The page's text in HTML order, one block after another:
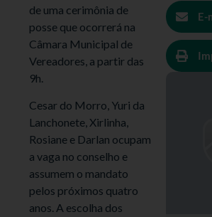
de uma cerimônia de
posse que ocorrerá na
Câmara Municipal de
Vereadores, a partir das
9h.
Cesar do Morro, Yuri da
Lanchonete, Xirlinha,
Rosiane e Darlan ocupam
a vaga no conselho e
assumem o mandato
pelos próximos quatro
anos. A escolha dos
E-